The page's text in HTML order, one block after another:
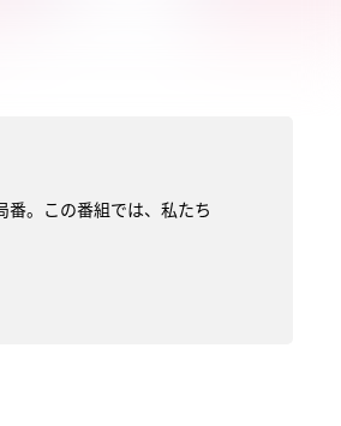
番。この番組では、私たち